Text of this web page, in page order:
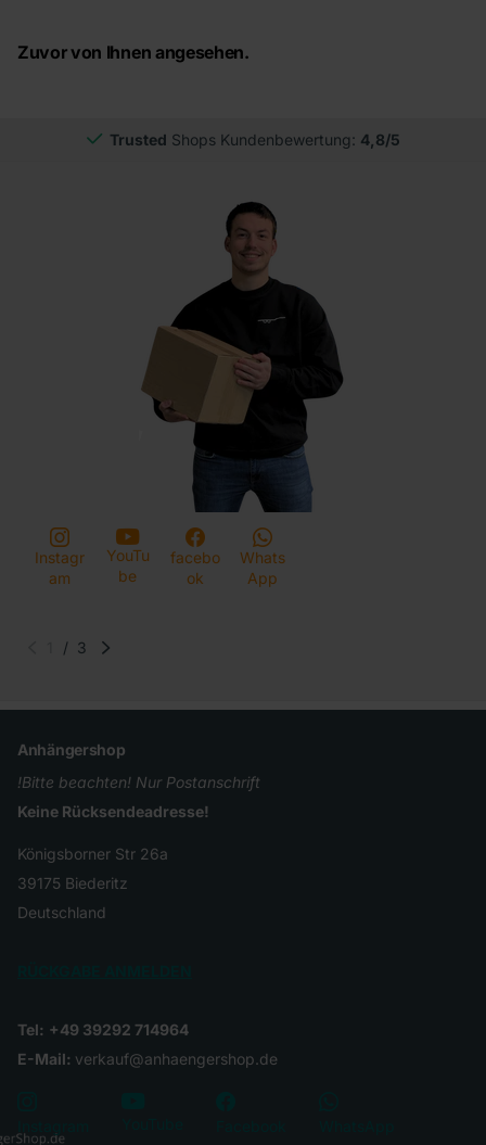
Zuvor von Ihnen angesehen.
Trusted Shops Kundenbewertung: 4,8/5
Instagr
am
YouTu
be
facebo
ok
Whats
App
/ 3
Anhängershop
!Bitte beachten! Nur Postanschrift
Keine Rücksendeadresse!
Königsborner Str 26a
39175 Biederitz
Deutschland
Tel: +49 39292 714964
E-Mail: verkauf@anhaengershop.de